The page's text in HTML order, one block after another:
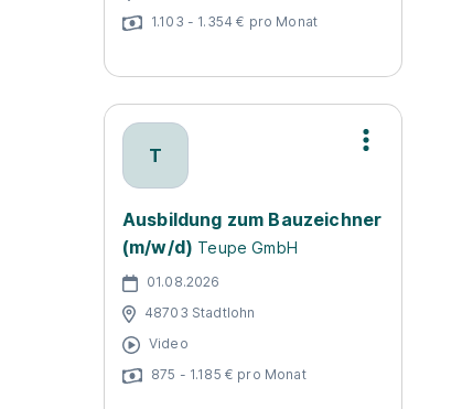
1.103 - 1.354 € pro Monat
T
Ausbildung zum Bauzeichner
(m/w/d) Teupe GmbH
01.08.2026
48703 Stadtlohn
Video
875 - 1.185 € pro Monat